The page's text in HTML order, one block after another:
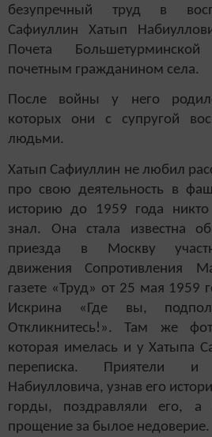
безупречный труд в
Сафиуллин Хатып
Почета
почетным гражданином села.
После войны у него
которых они с супругой
людьми.
Хатып Сафиуллин не любил
про свою деятельность в
историю до 1959 года
знал. Она стала известна
приезда в Москву
движения Сопротивления
газете «Труд» от 25 мая 1959
Искрина «Где вы,
Откликнитесь!». Там же
которая имелась и у Хатыпа
переписка. Приятели и
Набиулловича, узнав его
горды, поздравляли его, а
прощение за былое недоверие.